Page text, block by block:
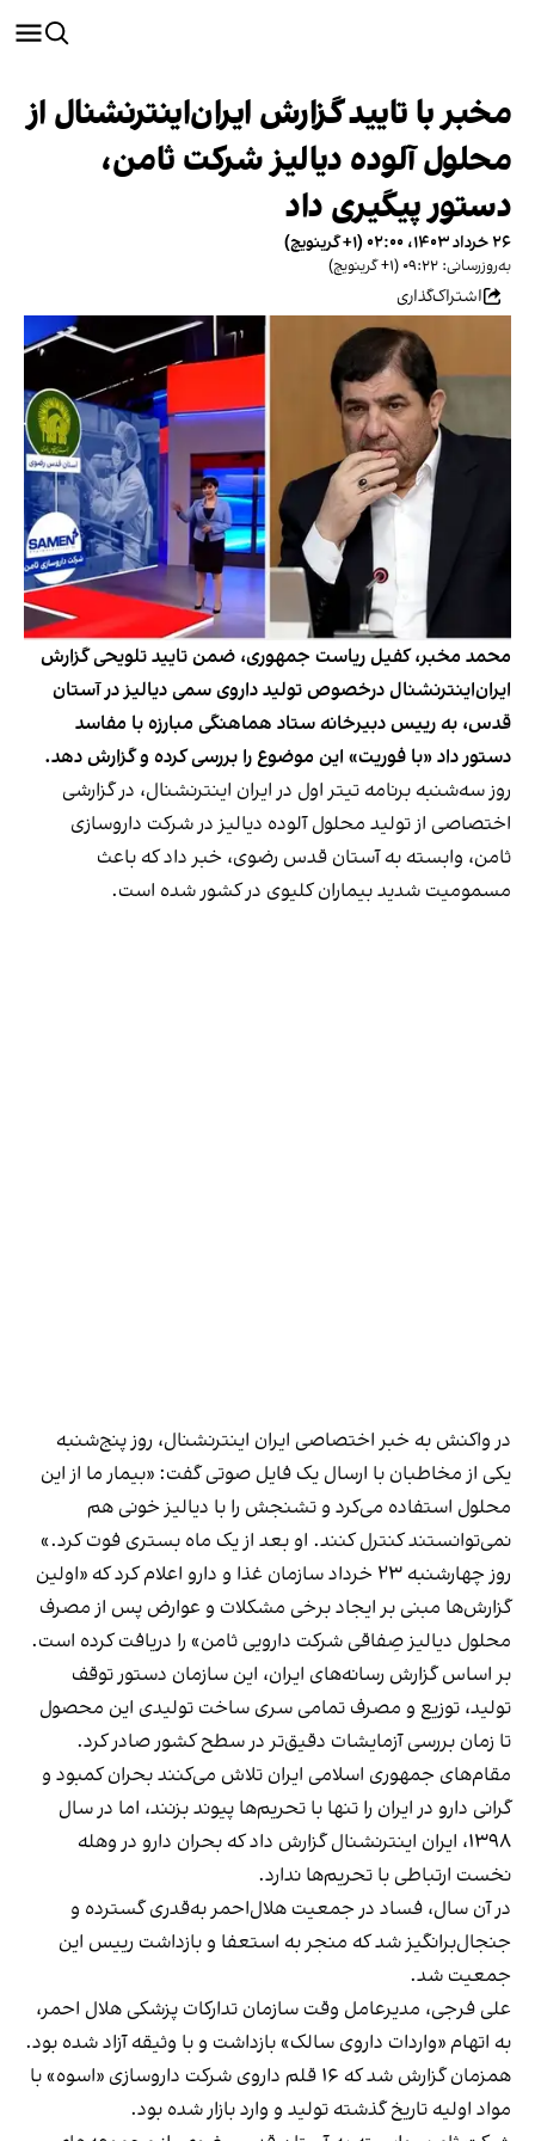
مخبر با تایید گزارش ایران‌اینترنشنال از
محلول آلوده دیالیز شرکت ثامن،
دستور پیگیری داد
۲۶ خرداد ۱۴۰۳، ۰۲:۰۰ (‎+۱ گرینویچ)
به‌روزرسانی: ۰۹:۲۲ (‎+۱ گرینویچ)
اشتراک‌گذاری
محمد مخبر، کفیل ریاست جمهوری، ضمن تایید تلویحی گزارش
ایران‌اینترنشنال درخصوص تولید داروی سمی دیالیز در آستان
قدس، به رییس دبیرخانه ستاد هماهنگی مبارزه با مفاسد
دستور داد «با فوریت» این موضوع را بررسی کرده و گزارش دهد.
روز سه‌شنبه برنامه تیتر اول در ایران اینترنشنال، در گزارشی
اختصاصی از تولید محلول آلوده دیالیز در شرکت داروسازی
ثامن، وابسته به آستان قدس رضوی، خبر داد که باعث
مسمومیت شدید بیماران کلیوی در کشور شده است.
در واکنش به خبر اختصاصی ایران اینترنشنال، روز پنج‌شنبه
یکی از مخاطبان با ارسال یک فایل صوتی گفت: «بیمار ما از این
محلول استفاده می‌کرد و تشنجش را با دیالیز خونی هم
نمی‌توانستند کنترل کنند. او بعد از یک ماه بستری فوت کرد.»
روز چهارشنبه ۲۳ خرداد سازمان غذا و دارو اعلام کرد که «اولین
گزارش‌ها مبنی بر ایجاد برخی مشکلات و عوارض پس از مصرف
محلول دیالیز صِفاقی شرکت دارویی ثامن» را دریافت کرده است.
بر اساسگزارش رسانه‌های ایران، این سازمان دستور توقف
تولید، توزیع و مصرف تمامی سری ساخت تولیدی این محصول
تا زمان بررسی آزمایشات دقیق‌تر در سطح کشور صادر کرد.
مقام‌های جمهوری اسلامی ایران تلاش می‌کنند بحران کمبود و
گرانی دارو در ایران را تنها با تحریم‌ها پیوند بزنند، اما در سال
۱۳۹۸، ایران اینترنشنال گزارش دادکه بحران دارو در وهله
نخست ارتباطی با تحریم‌ها ندارد.
در آن سال، فساد در جمعیت هلا‌ل‌احمر به‌قدری گسترده و
جنجال‌برانگیز شد که منجر به استعفا وبازداشت رییس این
جمعیت شد.
علی فرجی، مدیرعامل وقت سازمان تدارکات پزشکی هلال احمر،
به اتهام «واردات داروی سالک» بازداشت و با وثیقه آزاد شده بود.
همزمان گزارش شد که ۱۶ قلم داروی
شرکت داروسازی «اسوه» با
مواد اولیه تاریخ گذشته تولید و وارد بازار شده بود.